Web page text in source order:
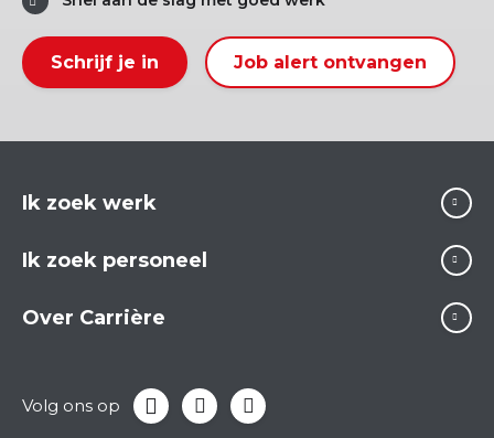
Schrijf je in Job alert ontvangen
Ik zoek werk
Ik zoek personeel
Over Carrière
Volg ons op